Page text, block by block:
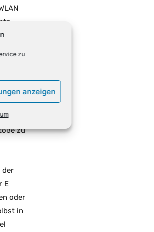
zu
anzeigen
nicht
und
zu
der
E
oder
in